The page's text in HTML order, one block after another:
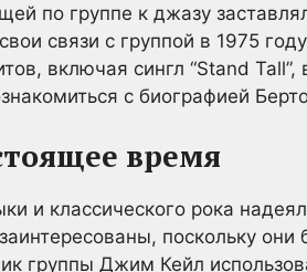
по группе к джазу
связи с группой в 1975
включая сингл “Stand
с биографией
время
и классического рока
поскольку
группы Джим Кейл